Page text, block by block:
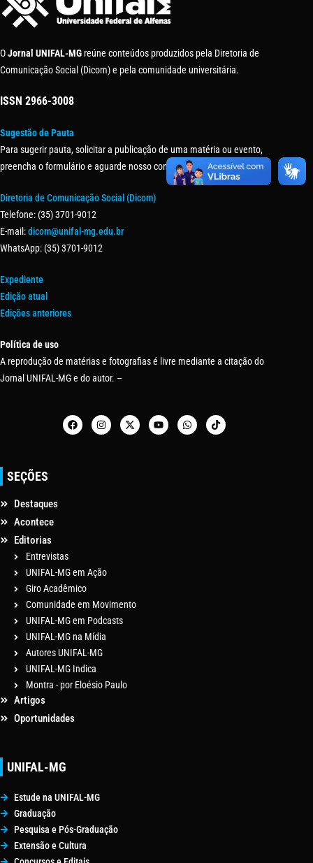
OJornal UNIFAL-MG reúne conteúdos produzidos pela Diretoria de
Comunicação Social (Dicom) e pela comunidade universitária.
ISSN 2966-3008
Sugestão de Pauta
Para sugerir pauta, solicitar a publicação de uma matéria ou evento,
preencha o formulário e aguarde nosso contato.
Diretoria de Comunicação Social (Dicom)
Telefone: (35) 3701-9012
E-mail:dicom@unifal-mg.edu.br
WhatsApp: (35) 3701-9012
Expediente
Edição atual
Edições anteriores
Política de uso
A reprodução de matérias e fotografias é livre mediante a citação do
Jornal UNIFAL-MG e do autor. –
SEÇÕES
Destaques
Acontece
Editorias
Entrevistas
UNIFAL-MG em Ação
Giro Acadêmico
Comunidade em Movimento
UNIFAL-MG em Podcasts
UNIFAL-MG na Mídia
Autores UNIFAL-MG
UNIFAL-MG Indica
Montra - por Eloésio Paulo
Artigos
Oportunidades
UNIFAL-MG
Estude na UNIFAL-MG
Graduação
Pesquisa e Pós-Graduação
Extensão e Cultura